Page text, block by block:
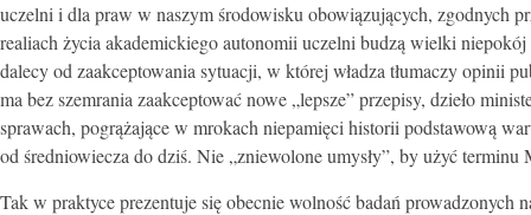
uczelni i dla praw w naszym środowisku obowiązujących, zgodnych
realiach życia akademickiego autonomii uczelni budzą wielki
dalecy od zaakceptowania sytuacji, w której władza tłumaczy opinii
ma bez szemrania zaakceptować nowe „lepsze” przepisy, dzieło
sprawach, pogrążające w mrokach niepamięci historii podstawową
od średniowiecza do dziś. Nie „zniewolone umysły”, by użyć
Tak w praktyce prezentuje się obecnie wolność badań